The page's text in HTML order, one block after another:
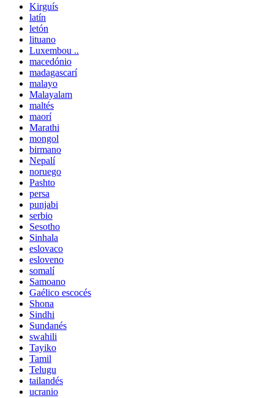
Kirguís
latín
letón
lituano
Luxembou ..
macedónio
madagascarí
malayo
Malayalam
maltés
maorí
Marathi
mongol
birmano
Nepalí
noruego
Pashto
persa
punjabi
serbio
Sesotho
Sinhala
eslovaco
esloveno
somalí
Samoano
Gaélico escocés
Shona
Sindhi
Sundanés
swahili
Tayiko
Tamil
Telugu
tailandés
ucranio